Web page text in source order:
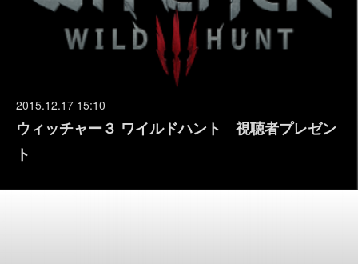
2015.12.17 15:10
ウィッチャー３ ワイルドハント 視聴者プレゼン
ト